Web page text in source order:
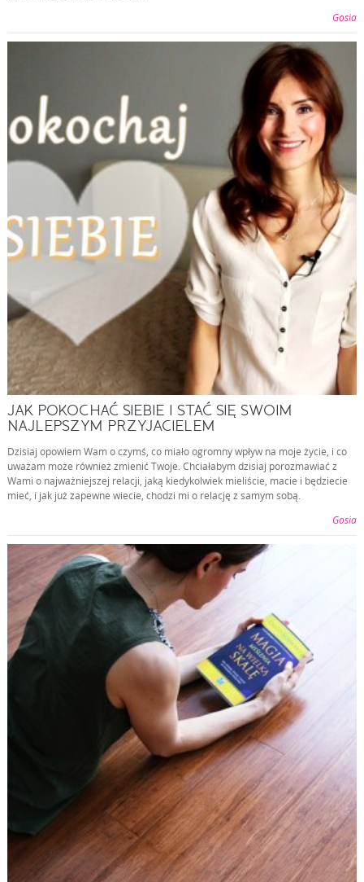
Gosia
JAK POKOCHAĆ SIEBIE I STAĆ SIĘ SWOIM
NAJLEPSZYM PRZYJACIELEM
Dzisiaj opowiem Wam o czymś, co miało ogromny wpływ na moje życie, i co
uważam może również zmienić Twoje. Chciałabym dzisiaj porozmawiać z
Wami o najważniejszej relacji, jaką kiedykolwiek mieliście, macie i będziecie
mieć, i jak już zapewne wiecie, chodzi mi o relację z samym sobą.
Gosia